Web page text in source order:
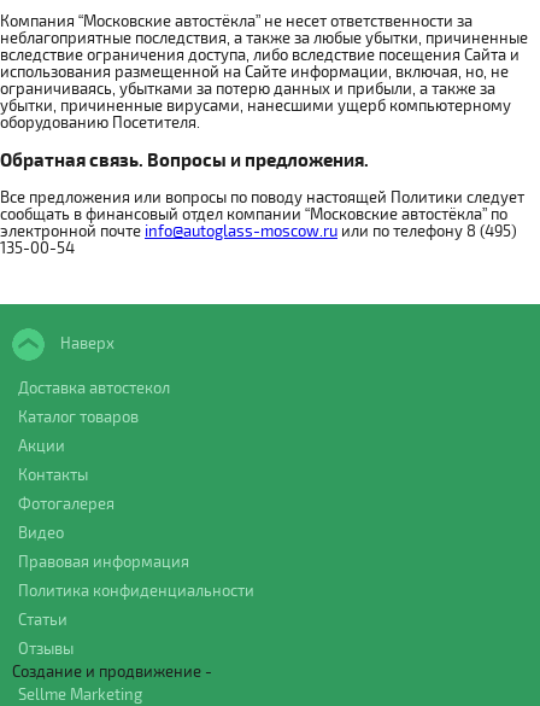
Компания “Московские автостёкла” не несет ответственности за
неблагоприятные последствия, а также за любые убытки, причиненные
вследствие ограничения доступа, либо вследствие посещения Сайта и
использования размещенной на Сайте информации, включая, но, не
ограничиваясь, убытками за потерю данных и прибыли, а также за
убытки, причиненные вирусами, нанесшими ущерб компьютерному
оборудованию Посетителя.
Обратная связь. Вопросы и предложения.
Все предложения или вопросы по поводу настоящей Политики следует
сообщать в финансовый отдел компании “Московские автостёкла” по
электронной почте info@autoglass-moscow.ru или по телефону 8 (495)
135-00-54
Наверх
Доставка автостекол
Каталог товаров
Акции
Контакты
Фотогалерея
Видео
Правовая информация
Политика конфиденциальности
Статьи
Отзывы
Создание и продвижение -
Sellme Marketing